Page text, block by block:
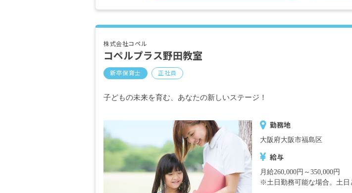
・定期的に支給される手当
株式会社コペル
コペルプラス野田教室
新卒保育士 正社員
子どもの未来を育む、あなたの新しいステージ！
勤務地
大阪府大阪市福島区
給与
月給260,000円～350,000円
※土日勤務可能な場合。土日